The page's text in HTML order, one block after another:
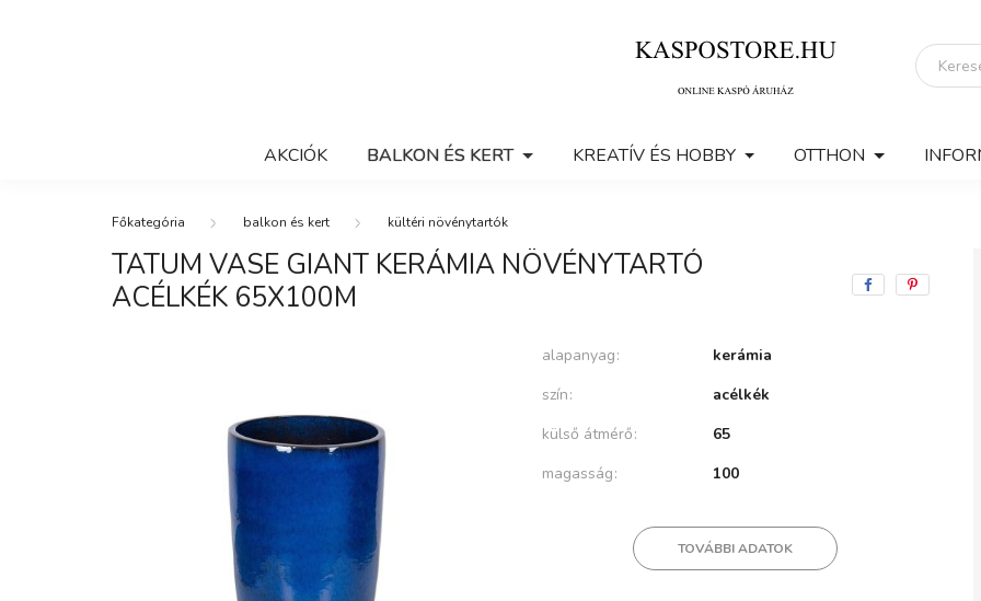
AKCIÓK BALKON ÉS KERT KREATÍV ÉS HOBBY OTTHON
balkon és kert kültéri növénytartók
TATUM VASE GIANT KERÁMIA NÖVÉNYTARTÓ
ACÉLKÉK 65X100M
alapanyag
kerámia
szín
acélkék
külső átmérő
65
magasság
100
TOVÁBBI ADATOK